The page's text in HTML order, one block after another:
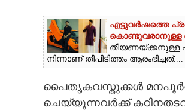
എട്ടുവർഷത്തെ
കൊണ്ടുവരാനുള്ള
തീയണയ്ക്കനുള്ള
നിന്നാണ് തീപിടിത്തം ആരംഭിച്ചത്....
പൈതൃകവസ്തുക്കള്‍
ചെയ്യുന്നവര്‍ക്ക്